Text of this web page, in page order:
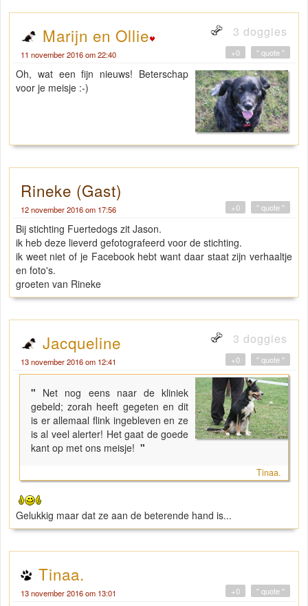
Marijn en Ollie 3 doggies
11 november 2016 om 22:40 " quote "
+0
Oh, wat een fijn nieuws! Beterschap
voor je meisje :-)
Rineke (Gast)
12 november 2016 om 17:56 " quote "
+0
Bij stichting Fuertedogs zit Jason.
ik heb deze lieverd gefotografeerd voor de stichting.
ik weet niet of je Facebook hebt want daar staat zijn verhaaltje
en foto's.
groeten van Rineke
Jacqueline 3 doggies
13 november 2016 om 12:41 " quote "
+0
" Net nog eens naar de kliniek
gebeld; zorah heeft gegeten en dit
is er allemaal flink ingebleven en ze
is al veel alerter! Het gaat de goede
kant op met ons meisje! "
Tinaa.
Gelukkig maar dat ze aan de beterende hand is...
Tinaa.
13 november 2016 om 13:01 " quote "
+0